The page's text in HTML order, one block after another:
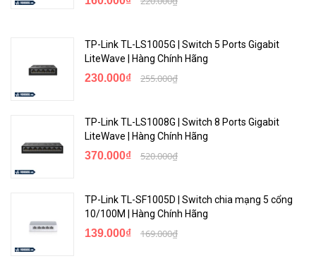
TP-Link TL-LS1005G | Switch 5 Ports Gigabit
LiteWave | Hàng Chính Hãng
230.000₫ 255.000₫
TP-Link TL-LS1008G | Switch 8 Ports Gigabit
LiteWave | Hàng Chính Hãng
370.000₫ 520.000₫
TP-Link TL-SF1005D | Switch chia mạng 5 cổng
10/100M | Hàng Chính Hãng
139.000₫ 169.000₫